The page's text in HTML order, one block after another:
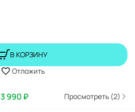
В КОРЗИНУ
Отложить
3 990₽ Просмотреть (2)